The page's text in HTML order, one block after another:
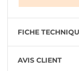
FICHE
AVIS CLIENT